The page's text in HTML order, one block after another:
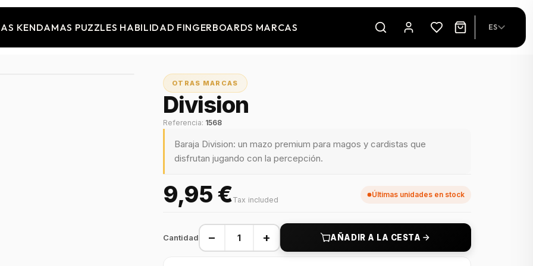
KENDAMAS PUZZLES HABILIDAD FINGERBOARDS MARCAS ES
OTRAS MARCAS
Division
Referencia: 1568
Baraja Division: un mazo premium para magos y cardistas que
disfrutan jugando con la percepción.
9,95 €Tax included
Últimas unidades en stock
Cantidad − + AÑADIR A LA CESTA